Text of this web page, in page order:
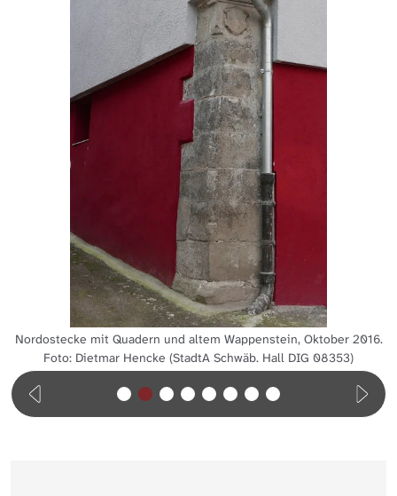
Nordostecke mit Quadern und altem Wappenstein, Oktober 2016.
Foto: Dietmar Hencke (StadtA Schwäb. Hall DIG 08353)